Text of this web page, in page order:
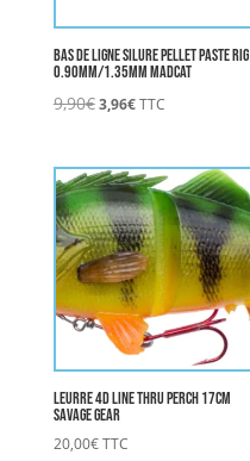
Bas de Ligne Silure Pellet Paste Rig
0.90mm/1.35mm MADCAT
9,90€ Le
était :
9,90€.
3,96€Le
est :
3,96€.
TTC
Leurre 4D LINE THRU PERCH 17cm
SAVAGE GEAR
20,00€TTC